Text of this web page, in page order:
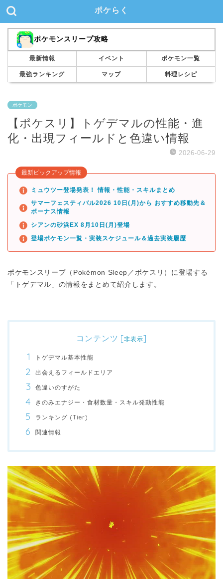
ポケらく
ポケモンスリープ攻略
最新情報 イベント ポケモン一覧
最強ランキング マップ 料理レシピ
ポケモン
【ポケスリ】トゲデマルの性能・進
化・出現フィールドと色違い情報
2026-06-29
最新ピックアップ情報
ミュウツー登場発表！ 情報・性能・スキルまとめ
サマーフェスティバル2026 10日(月)から おすすめ移動先＆
ボーナス情報
シアンの砂浜EX 8月10日(月)登場
登場ポケモン一覧・実装スケジュール＆過去実装履歴
ポケモンスリープ（Pokémon Sleep／ポケスリ）に登場する
「トゲデマル」の情報をまとめて紹介します。
コンテンツ [非表示]
トゲデマル基本性能
出会えるフィールドエリア
色違いのすがた
きのみエナジー・食材数量・スキル発動性能
ランキング (Tier)
関連情報
00:00 /01:00